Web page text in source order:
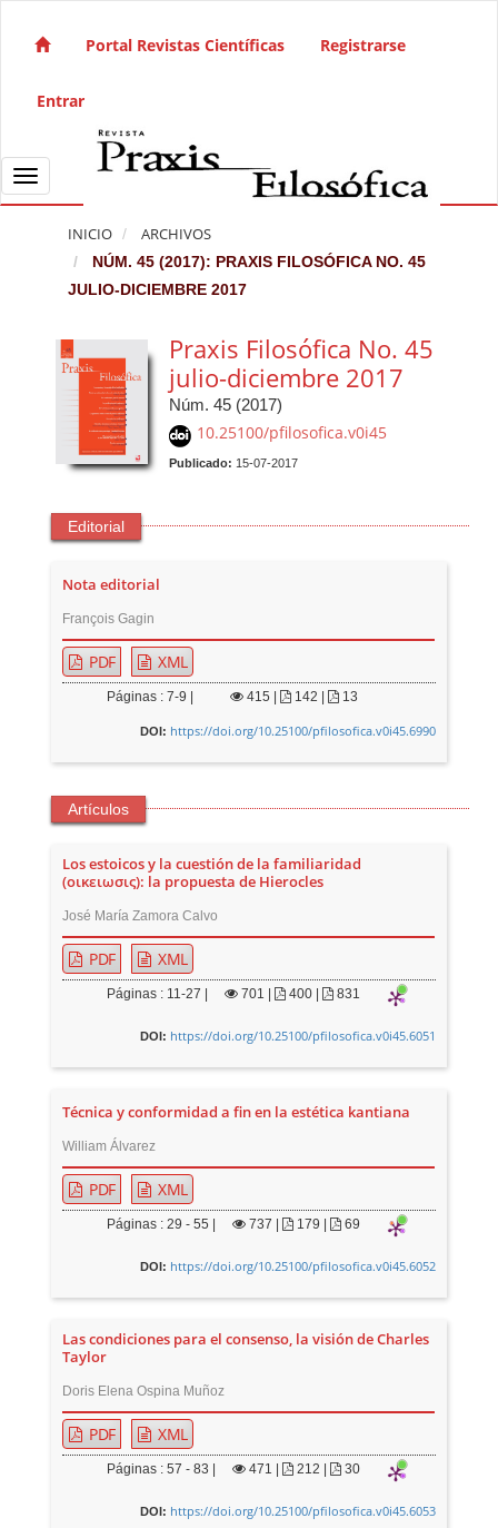
Navegación principal
Barra lateral
Portal Revistas Científicas Registrarse
Entrar
Toggle navigation
INICIO ARCHIVOS
NÚM. 45 (2017): PRAXIS FILOSÓFICA NO. 45
JULIO-DICIEMBRE 2017
Praxis Filosófica No. 45
julio-diciembre 2017
Núm. 45 (2017)
10.25100/pfilosofica.v0i45
Publicado: 15-07-2017
Editorial
Nota editorial
François Gagin
PDF XML
Páginas : 7-9 | 415 142 | 13
DOI: https://doi.org/10.25100/pfilosofica.v0i45.6990
Artículos
Los estoicos y la cuestión de la familiaridad
(οικειωσις): la propuesta de Hierocles
José María Zamora Calvo
PDF XML
Páginas : 11-27 | 701 400 | 831
DOI: https://doi.org/10.25100/pfilosofica.v0i45.6051
Técnica y conformidad a fin en la estética kantiana
William Álvarez
PDF XML
Páginas : 29 - 55 | 737 179 | 69
DOI: https://doi.org/10.25100/pfilosofica.v0i45.6052
Las condiciones para el consenso, la visión de Charles
Taylor
Doris Elena Ospina Muñoz
PDF XML
Páginas : 57 - 83 | 471 212 | 30
DOI: https://doi.org/10.25100/pfilosofica.v0i45.6053